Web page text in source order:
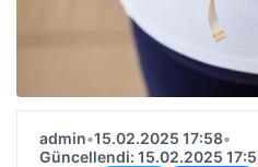
admin•15.02.2025 17:58•
Güncellendi: 15.02.2025